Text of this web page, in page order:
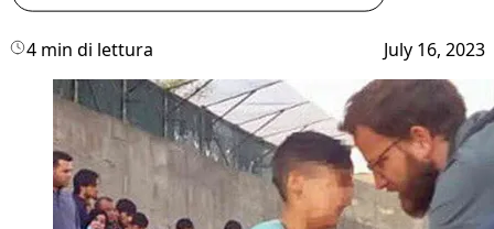
4 min di lettura July 16, 2023